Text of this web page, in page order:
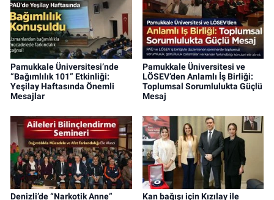
Pamukkale Üniversitesi’nde
“Bağımlılık 101” Etkinliği:
Yeşilay Haftasında Önemli
Mesajlar
Pamukkale Üniversitesi ve
LÖSEV’den Anlamlı İş Birliği:
Toplumsal Sorumlulukta Güçlü
Mesaj
Denizli’de “Narkotik Anne”
Kan bağışı için Kızılay ile